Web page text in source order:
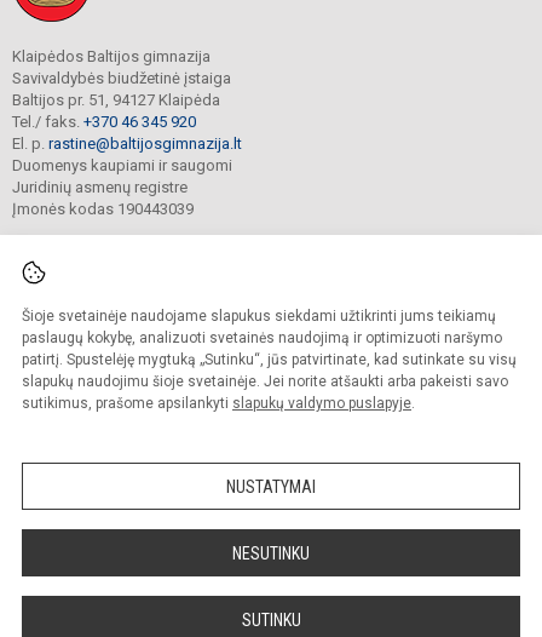
Šioje svetainėje naudojame slapukus siekdami užtikrinti jums teikiamų
paslaugų kokybę, analizuoti svetainės naudojimą ir optimizuoti naršymo
patirtį. Spustelėję mygtuką „Sutinku“, jūs patvirtinate, kad sutinkate su visų
slapukų naudojimu šioje svetainėje. Jei norite atšaukti arba pakeisti savo
sutikimus, prašome apsilankyti slapukų valdymo puslapyje.
NUSTATYMAI
NESUTINKU
SUTINKU
Klaipėdos Baltijos gimnazija
Savivaldybės biudžetinė įstaiga
Baltijos pr. 51, 94127 Klaipėda
Tel./ faks. +370 46 345 920
El. p. rastine@baltijosgimnazija.lt
Duomenys kaupiami ir saugomi
Juridinių asmenų registre
Įmonės kodas 190443039
© 2021. Klaipėdos Baltijos gimnazija. Visos teisės saugomos.
Kopijuoti turinį be raštiško gimnazijos sutikimo griežtai draudžiama.
Prieinamumo paraiška Slapukų valdymas
Sumanus būdas atnaujinti